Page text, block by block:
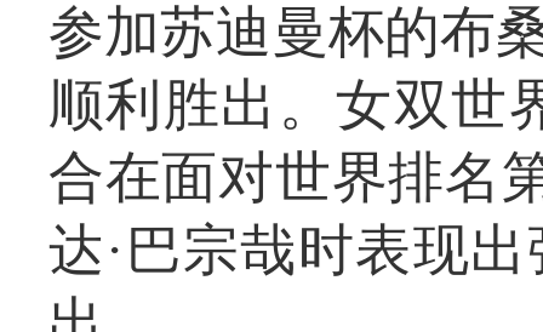
参加苏迪曼杯的布
顺利胜出。女双世
合在面对世界排名
达·巴宗哉时表现